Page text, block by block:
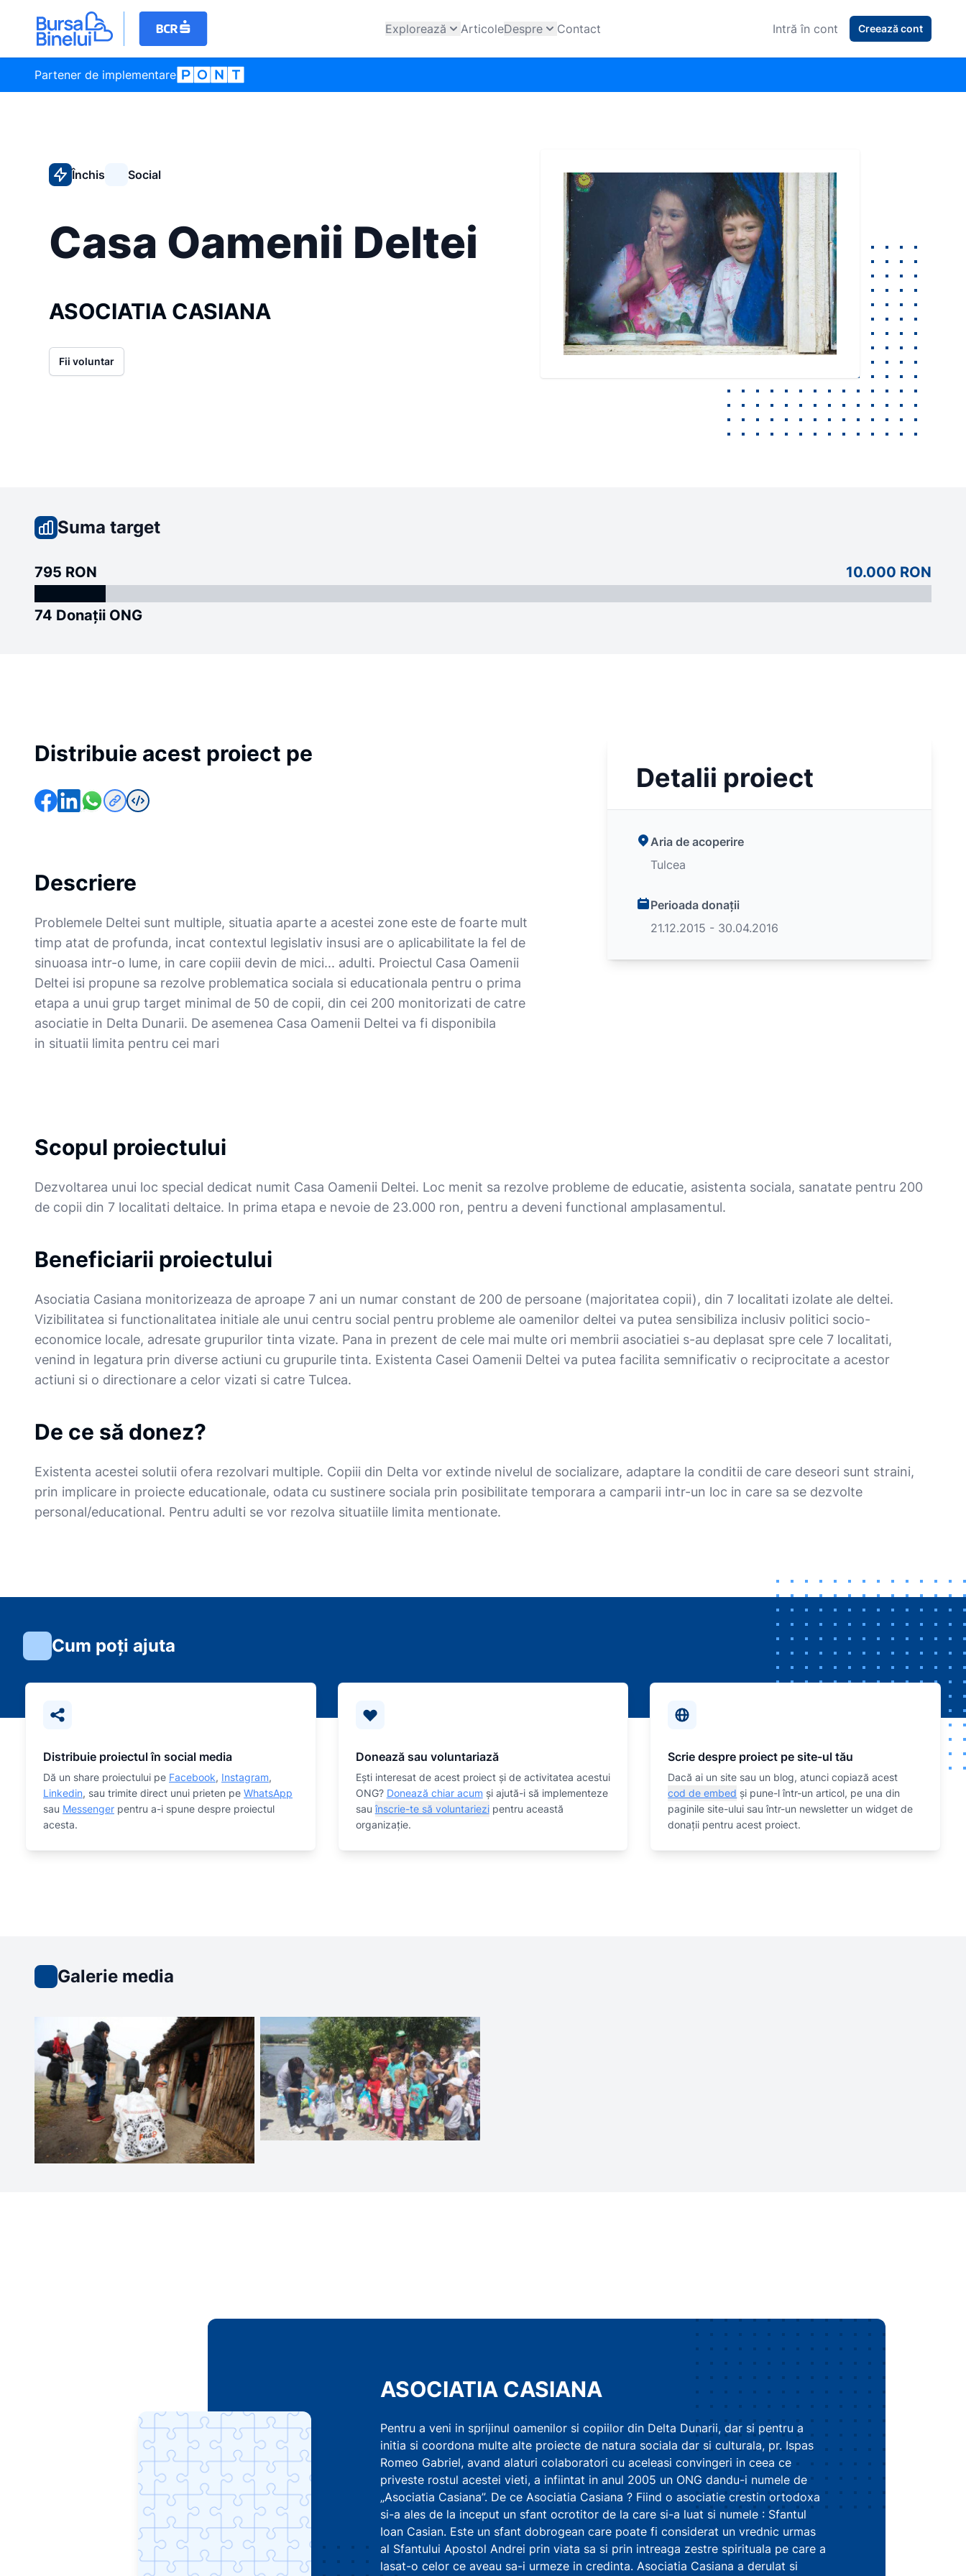
Explorează ArticoleDespre Contact Intră în cont Creează cont
Partener de implementare
Închis Social
Casa Oamenii Deltei
ASOCIATIA CASIANA
Fii voluntar
Suma target
795 RON 10.000 RON
74 Donații ONG
Distribuie acest proiect pe
Descriere
Problemele Deltei sunt multiple, situatia aparte a acestei zone este de foarte mult
timp atat de profunda, incat contextul legislativ insusi are o aplicabilitate la fel de
sinuoasa intr-o lume, in care copiii devin de mici... adulti. Proiectul Casa Oamenii
Deltei isi propune sa rezolve problematica sociala si educationala pentru o prima
etapa a unui grup target minimal de 50 de copii, din cei 200 monitorizati de catre
asociatie in Delta Dunarii. De asemenea Casa Oamenii Deltei va fi disponibila
in situatii limita pentru cei mari
Detalii proiect
Aria de acoperire
Tulcea
Perioada donații
21.12.2015 - 30.04.2016
Scopul proiectului
Dezvoltarea unui loc special dedicat numit Casa Oamenii Deltei. Loc menit sa rezolve probleme de educatie, asistenta sociala, sanatate pentru 200
de copii din 7 localitati deltaice. In prima etapa e nevoie de 23.000 ron, pentru a deveni functional amplasamentul.
Beneficiarii proiectului
Asociatia Casiana monitorizeaza de aproape 7 ani un numar constant de 200 de persoane (majoritatea copii), din 7 localitati izolate ale deltei.
Vizibilitatea si functionalitatea initiale ale unui centru social pentru probleme ale oamenilor deltei va putea sensibiliza inclusiv politici socio-
economice locale, adresate grupurilor tinta vizate. Pana in prezent de cele mai multe ori membrii asociatiei s-au deplasat spre cele 7 localitati,
venind in legatura prin diverse actiuni cu grupurile tinta. Existenta Casei Oamenii Deltei va putea facilita semnificativ o reciprocitate a acestor
actiuni si o directionare a celor vizati si catre Tulcea.
De ce să donez?
Existenta acestei solutii ofera rezolvari multiple. Copiii din Delta vor extinde nivelul de socializare, adaptare la conditii de care deseori sunt straini,
prin implicare in proiecte educationale, odata cu sustinere sociala prin posibilitate temporara a camparii intr-un loc in care sa se dezvolte
personal/educational. Pentru adulti se vor rezolva situatiile limita mentionate.
Cum poți ajuta
Distribuie proiectul în social media
Dă un share proiectului pe Facebook, Instagram,
Linkedin, sau trimite direct unui prieten pe WhatsApp
sau Messenger pentru a-i spune despre proiectul
acesta.
Donează sau voluntariază
Eşti interesat de acest proiect și de activitatea acestui
ONG? Donează chiar acum și ajută-i să implementeze
sauînscrie-te să voluntariezipentru această
organizaţie.
Scrie despre proiect pe site-ul tău
Dacă ai un site sau un blog, atunci copiază acest
cod de embed și pune-l într-un articol, pe una din
paginile site-ului sau într-un newsletter un widget de
donații pentru acest proiect.
Galerie media
ASOCIATIA CASIANA
Pentru a veni in sprijinul oamenilor si copiilor din Delta Dunarii, dar si pentru a
initia si coordona multe alte proiecte de natura sociala dar si culturala, pr. Ispas
Romeo Gabriel, avand alaturi colaboratori cu aceleasi convingeri in ceea ce
priveste rostul acestei vieti, a infiintat in anul 2005 un ONG dandu-i numele de
„Asociatia Casiana”. De ce Asociatia Casiana ? Fiind o asociatie crestin ortodoxa
si-a ales de la inceput un sfant ocrotitor de la care si-a luat si numele : Sfantul
Ioan Casian. Este un sfant dobrogean care poate fi considerat un vrednic urmas
al Sfantului Apostol Andrei prin viata sa si prin intreaga zestre spirituala pe care a
lasat-o celor ce aveau sa-i urmeze in credinta. Asociatia Casiana a derulat si